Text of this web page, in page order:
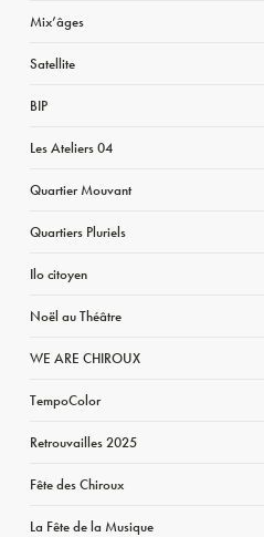
Mix’âges
Satellite
BIP
Les Ateliers 04
Quartier Mouvant
Quartiers Pluriels
Ilo citoyen
Noël au Théâtre
WE ARE CHIROUX
TempoColor
Retrouvailles 2025
Fête des Chiroux
La Fête de la Musique